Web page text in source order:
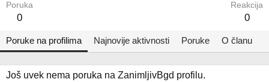
Poruka
0
Reakcija
0
Poruke na profilima Najnovije aktivnosti Poruke O članu
Još uvek nema poruka na ZanimljivBgd profilu.